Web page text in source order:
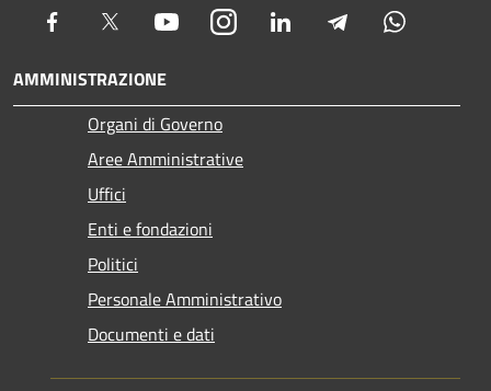
Facebook Twitter YoutubeInstagram LinkedIn Telegram
AMMINISTRAZIONE
Organi di Governo
Aree Amministrative
Uffici
Enti e fondazioni
Politici
Personale Amministrativo
Documenti e dati